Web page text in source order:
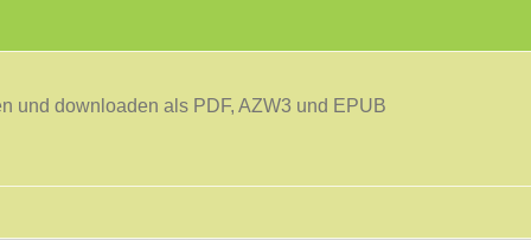
und downloaden als PDF, AZW3 und EPUB